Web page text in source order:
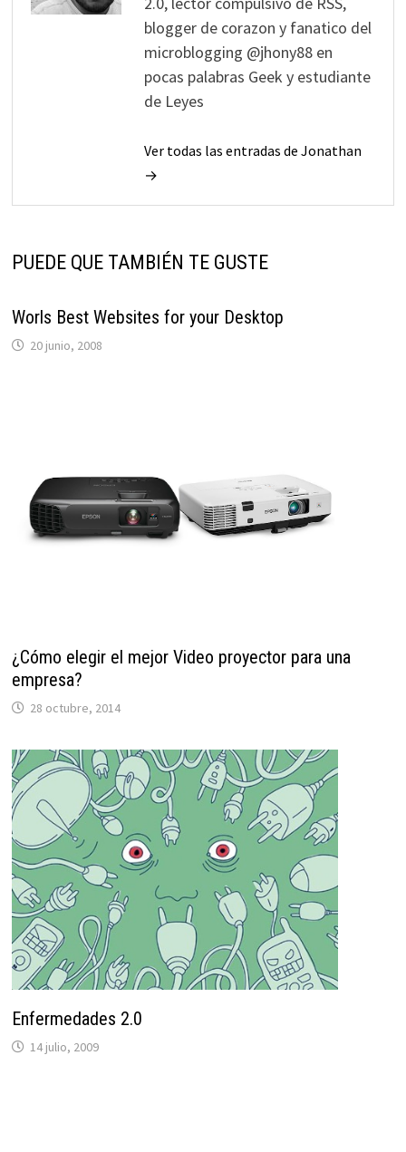
blogger de corazon y fanatico del
microblogging @jhony88 en
pocas palabras Geek y estudiante
de Leyes
Ver todas las entradas de Jonathan
→
PUEDE QUE TAMBIÉN TE GUSTE
Worls Best Websites for your Desktop
20 junio, 2008
¿Cómo elegir el mejor Video proyector para una
empresa?
28 octubre, 2014
Enfermedades 2.0
14 julio, 2009